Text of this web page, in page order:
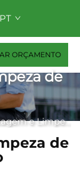
PT
ORÇAMENTO
de
de Plástico Rígido
de